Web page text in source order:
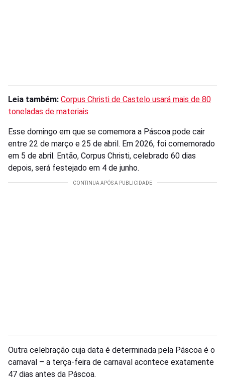
Leia também: Corpus Christi de Castelo usará mais de 80
toneladas de materiais
Esse domingo em que se comemora a Páscoa pode cair
entre 22 de março e 25 de abril. Em 2026, foi comemorado
em 5 de abril. Então, Corpus Christi, celebrado 60 dias
depois, será festejado em 4 de junho.
Outra celebração cuja data é determinada pela Páscoa é o
carnaval – a terça-feira de carnaval acontece exatamente
47 dias antes da Páscoa.